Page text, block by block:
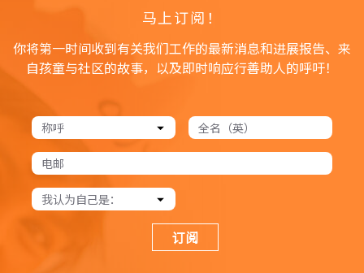
马上订阅！
你将第一时间收到有关我们工作的最新消息和进展报告、来
自孩童与社区的故事，以及即时响应行善助人的呼吁！
订阅